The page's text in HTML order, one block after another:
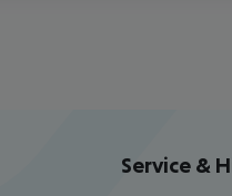
Service &